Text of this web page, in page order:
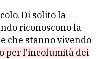
Di solito la
riconoscono la
che stanno vivendo
per l’incolumità dei